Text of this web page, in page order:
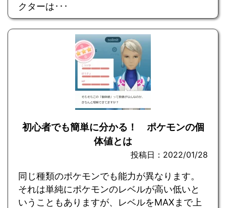
クターは･･･
初心者でも簡単に分かる！ ポケモンの個
体値とは
投稿日：2022/01/28
同じ種類のポケモンでも能力が異なります。
それは単純にポケモンのレベルが高い低いと
いうこともありますが、レベルをMAXまで上